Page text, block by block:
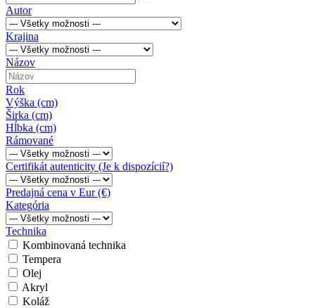
Autor
Krajina
Názov
Rok
Výška (cm)
Širka (cm)
Hĺbka (cm)
Rámované
Certifikát autenticity (Je k dispozícií?)
Predajná cena v Eur (€)
Kategória
Technika
Kombinovaná technika
Tempera
Olej
Akryl
Koláž